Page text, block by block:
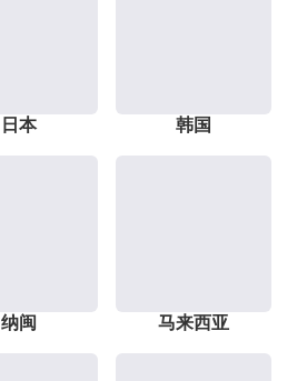
日本 韩国
纳闽 马来西亚